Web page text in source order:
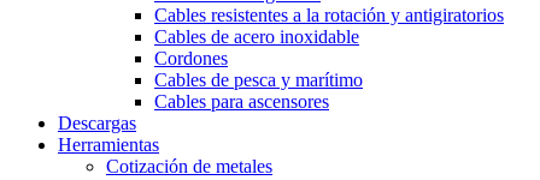
Cables resistentes a la rotación y antigiratorios
Cables de acero inoxidable
Cordones
Cables de pesca y marítimo
Cables para ascensores
Descargas
Herramientas
Cotización de metales